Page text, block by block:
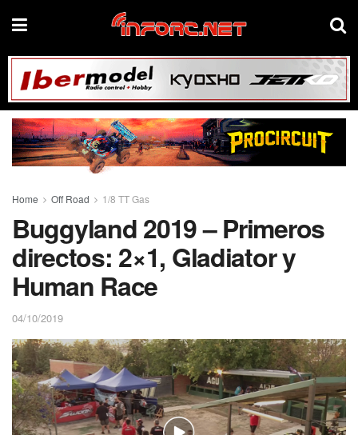
Home Off Road 1/8 TT Gas
Buggyland 2019 – Primeros
directos: 2×1, Gladiator y
Human Race
04/10/2019